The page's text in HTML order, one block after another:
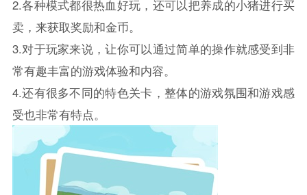
2.各种模式都很热血好玩，还可以把养成的小猪进行买
卖，来获取奖励和金币。
3.对于玩家来说，让你可以通过简单的操作就感受到非
常有趣丰富的游戏体验和内容。
4.还有很多不同的特色关卡，整体的游戏氛围和游戏感
受也非常有特点。